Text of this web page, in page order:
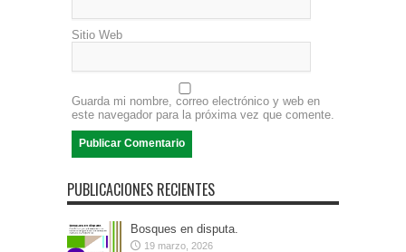
Sitio Web
Guarda mi nombre, correo electrónico y web en
este navegador para la próxima vez que comente.
PUBLICACIONES RECIENTES
Bosques en disputa.
19 marzo, 2026